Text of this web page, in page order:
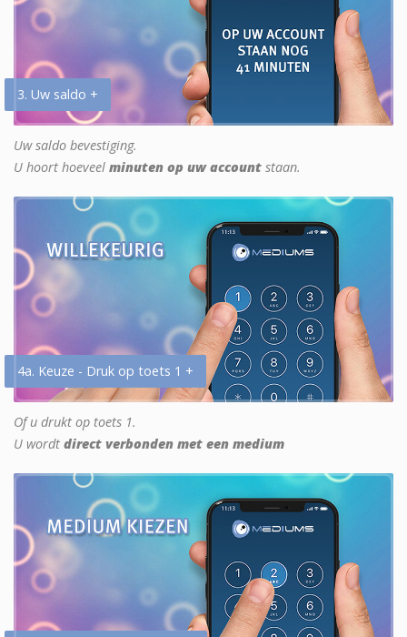
3. Uw saldo +
Uw saldo bevestiging.
U hoort hoeveel minuten op uw account staan.
4a. Keuze - Druk op toets 1 +
Of u drukt op toets 1.
U wordt direct verbonden met een medium